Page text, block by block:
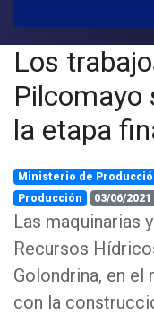
Los
Pilcomayo
la etapa
Ministerio de
Producción
03/06/2021
Las maquinarias
Recursos
Golondrina, en
con la